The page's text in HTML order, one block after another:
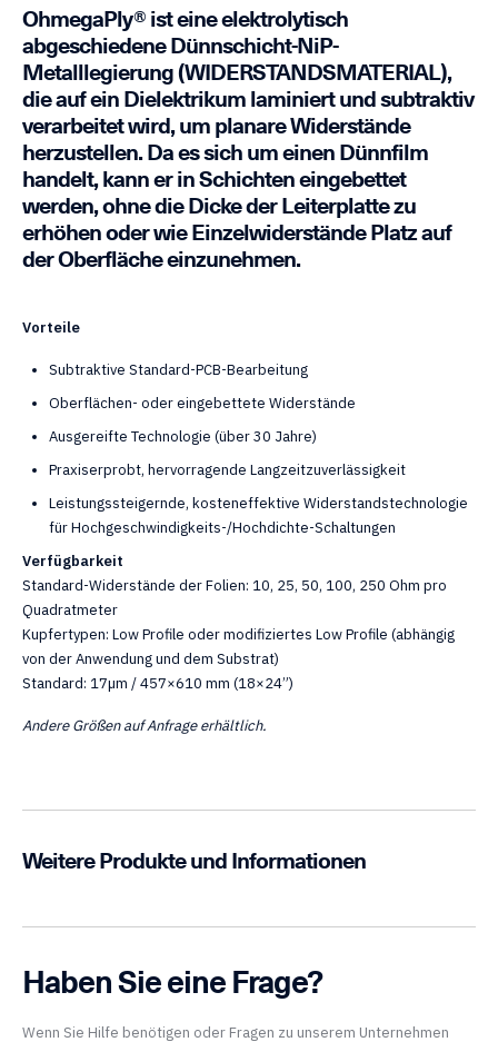
OhmegaPly® ist eine elektrolytisch
abgeschiedene Dünnschicht-NiP-
Metalllegierung (WIDERSTANDSMATERIAL),
die auf ein Dielektrikum laminiert und subtraktiv
verarbeitet wird, um planare Widerstände
herzustellen. Da es sich um einen Dünnfilm
handelt, kann er in Schichten eingebettet
werden, ohne die Dicke der Leiterplatte zu
erhöhen oder wie Einzelwiderstände Platz auf
der Oberfläche einzunehmen.
Vorteile
Subtraktive Standard-PCB-Bearbeitung
Oberflächen- oder eingebettete Widerstände
Ausgereifte Technologie (über 30 Jahre)
Praxiserprobt, hervorragende Langzeitzuverlässigkeit
Leistungssteigernde, kosteneffektive Widerstandstechnologie
für Hochgeschwindigkeits-/Hochdichte-Schaltungen
Verfügbarkeit
Standard-Widerstände der Folien: 10, 25, 50, 100, 250 Ohm pro
Quadratmeter
Kupfertypen: Low Profile oder modifiziertes Low Profile (abhängig
von der Anwendung und dem Substrat)
Standard: 17µm / 457×610 mm (18×24”)
Andere Größen auf Anfrage erhältlich.
Weitere Produkte und Informationen
Haben Sie eine Frage?
Wenn Sie Hilfe benötigen oder Fragen zu unserem Unternehmen